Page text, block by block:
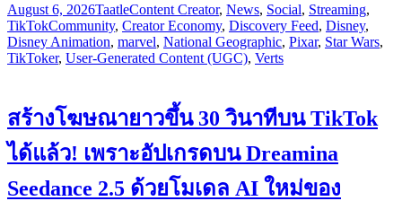
August 6, 2026TaatleContent Creator, News, Social, Streaming,
TikTokCommunity, Creator Economy, Discovery Feed, Disney,
Disney Animation, marvel, National Geographic, Pixar, Star Wars,
TikToker, User-Generated Content (UGC), Verts
สร้างโฆษณายาวขึ้น 30 วินาทีบน TikTok
ได้แล้ว! เพราะอัปเกรดบน Dreamina
Seedance 2.5 ด้วยโมเดล AI ใหม่ของ